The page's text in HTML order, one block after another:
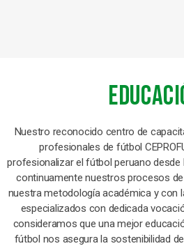
Nuestro reconocido centro de
profesionales de fútbol
profesionalizar el fútbol peruano
continuamente nuestros procesos
nuestra metodología académica y con
especializados con dedicada
consideramos que una mejor
fútbol nos asegura la sostenibilidad